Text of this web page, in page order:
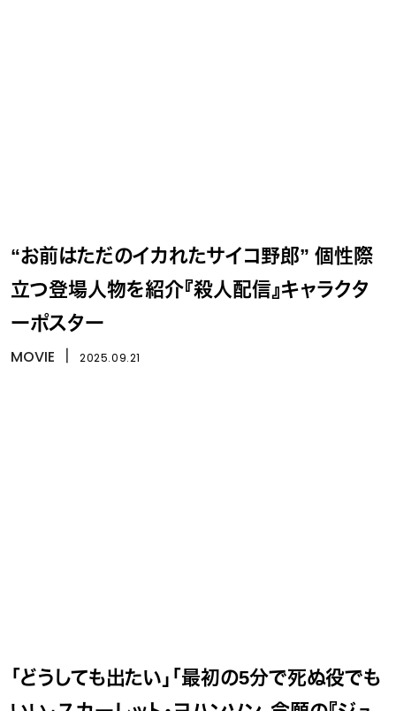
“お前はただのイカれたサイコ野郎” 個性際
立つ登場人物を紹介『殺人配信』キャラクタ
ーポスター
MOVIE 2025.09.21
「どうしても出たい」「最初の5分で死ぬ役でも